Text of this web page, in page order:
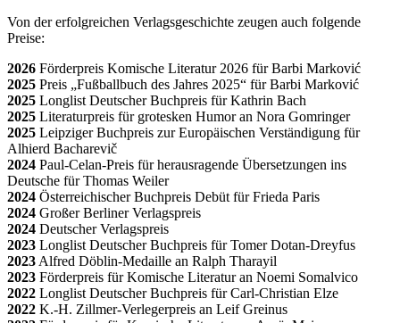
Von der erfolgreichen Verlagsgeschichte zeugen auch folgende
Preise:
2026 Förderpreis Komische Literatur 2026 für Barbi Marković
2025 Preis „Fußballbuch des Jahres 2025“ für Barbi Marković
2025 Longlist Deutscher Buchpreis für Kathrin Bach
2025 Literaturpreis für grotesken Humor an Nora Gomringer
2025 Leipziger Buchpreis zur Europäischen Verständigung für
Alhierd Bacharevič
2024 Paul-Celan-Preis für herausragende Übersetzungen ins
Deutsche für Thomas Weiler
2024 Österreichischer Buchpreis Debüt für Frieda Paris
2024 Großer Berliner Verlagspreis
2024 Deutscher Verlagspreis
2023 Longlist Deutscher Buchpreis für Tomer Dotan-Dreyfus
2023 Alfred Döblin-Medaille an Ralph Tharayil
2023 Förderpreis für Komische Literatur an Noemi Somalvico
2022 Longlist Deutscher Buchpreis für Carl-Christian Elze
2022 K.-H. Zillmer-Verlegerpreis an Leif Greinus